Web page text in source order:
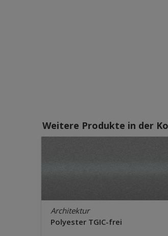
Weitere Produkte in der
Architektur
Polyester TGIC-frei